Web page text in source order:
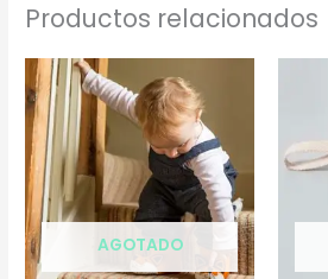
Productos relacionados
AGOTADO